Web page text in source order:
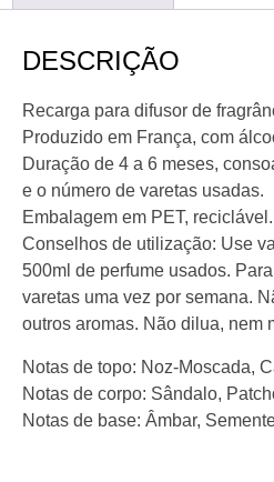
DESCRIÇÃO
Recarga para difusor de
Produzido em França, com
Duração de 4 a 6 meses,
e o número de varetas usadas.
Embalagem em PET, reciclável.
Conselhos de utilização: Use
500ml de perfume usados.
varetas uma vez por semana.
outros aromas. Não dilua, nem
Notas de topo: Noz-Moscada,
Notas de corpo: Sândalo,
Notas de base: Âmbar,